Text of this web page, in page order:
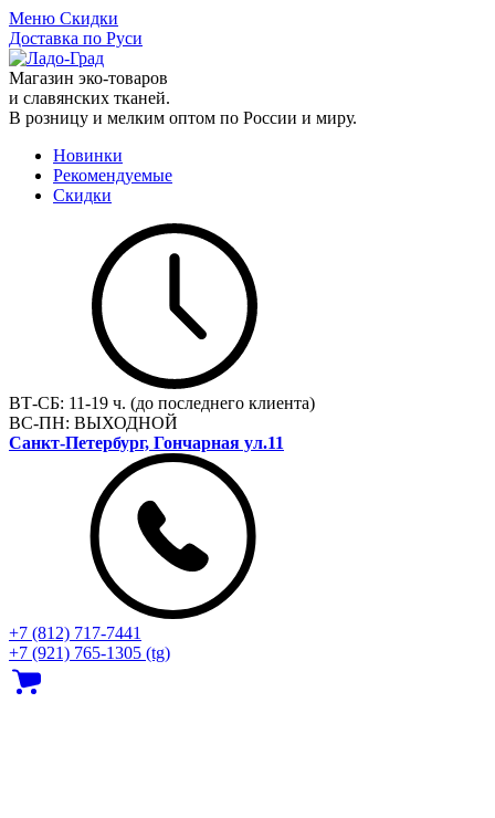
Меню Скидки
Доставка по Руси
Магазин эко-товаров
и славянских тканей.
В розницу и мелким оптом по России и миру.
Новинки
Рекомендуемые
Скидки
ВТ-СБ: 11-19 ч. (до последнего клиента)
ВС-ПН: ВЫХОДНОЙ
Санкт-Петербург, Гончарная ул.11
+7 (812) 717‑7441
+7 (921) 765-1305 (tg)